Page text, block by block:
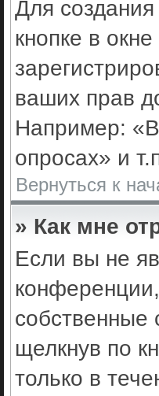
Для
кнопке в
ваших прав
Например:
опросах» и
Вернуться к
» Как мне
Если вы не
щелкнув по
только в